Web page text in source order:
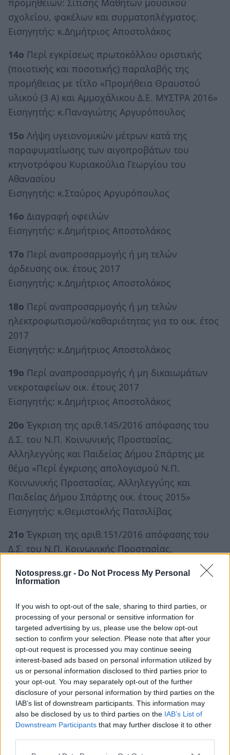
Notospress.gr - Do Not Process My Personal
Information
If you wish to opt-out of the sale, sharing to third parties, or
processing of your personal or sensitive information for
targeted advertising by us, please use the below opt-out
section to confirm your selection. Please note that after your
opt-out request is processed you may continue seeing
interest-based ads based on personal information utilized by
us or personal information disclosed to third parties prior to
your opt-out. You may separately opt-out of the further
disclosure of your personal information by third parties on the
IAB’s list of downstream participants. This information may
also be disclosed by us to third parties on the IAB’s List of
Downstream Participants that may further disclose it to other
σχολείου, φακέλων και συρματοπλέγματος.
Εισηγητής: κ.Δημήτριος Αποστολάκος
14ο Περί εγκρίσεως πρωτοκόλλου οριστικής
(ποιοτικής και ποσοτικής) παραλαβής της
προμήθειας με τίτλο «Προμήθεια Θραυστού
υλικού (3 Α) και Αμμοχάλικου Δ.Ε. ΜΥΣΤΡΑ 2016»
Εισηγητής: κ.Παναγιώτης Αργυρόπουλος
15ο Λήψη υγειονομικών μέτρων κατά της
παραφυματίωσης των αιγοπροβάτων του
κτηνοτρόφου Κυριακούλια Γεωργίου του
Αθανασίου
Εισηγητής: κ.Σταύρος Αργυρόπουλος
16ο Διαγραφή οφειλών
Εισηγητής: κ.Δημήτριος Αποστολάκος
17ο Περί αναπροσαρμογής ή μη τελών
άρδευσης οικ. έτους 2017
Εισηγητής: κ.Δημήτριος Αποστολάκος
18ο Περί αναπροσαρμογής ή μη τελών
ηλεκτροφωτισμού/καθαριότητας για το οικ. έτος
2017
Εισηγητής: κ.Δημήτριος Αποστολάκος
19ο Περί αναπροσαρμογής ή μη δικαιωμάτων
νεκροταφείων οικ. έτους 2017
Εισηγητής: κ.Δημήτριος Αποστολάκος
20ο Έγκριση της αριθ.145/2016 απόφασης του
Δ.Σ. του Ν.Π. Κοινωνικής Προστασίας,
Αλληλεγγύης και Παιδείας Δήμου Σπάρτης με
θέμα «Περί έγκρισης απολογισμού Ν.Π.
Κοινωνικής Προστασίας, Αλληλεγγύης και
Παιδείας Δήμου Σπάρτης οικ. έτους 2015»
Εισηγητής: κ.Θεμιστοκλής Πατσιλίβας
21ο Έγκριση της αριθ.151/2016 απόφασης του
Δ.Σ. του Ν.Π. Κοινωνικής Προστασίας,
Αλληλεγγύης και Παιδείας Δήμου Σπάρτης με
θέμα «Περί τροποποίησης του προϋπολογισμού
Εισηγητής: κ.Θεμιστοκλής Πατσιλίβας
22οΈγκριση της αριθ.110/2016 απόφασης του
Δ.Σ. του Ν.Π. Κοινωνικής Προστασίας,
Αλληλεγγύης και Παιδείας Δήμου Σπάρτης με
θέμα «Περί έγκρισης τροποποίησης του
Οργανισμού Εσωτερικών Υπηρεσιών του Ν.Π.»
Εισηγητής: κ.Θεμιστοκλής Πατσιλίβας
23οΈγκριση της αριθ.140/2016 απόφασης του
Δ.Σ. του Ν.Π. Κοινωνικής Προστασίας,